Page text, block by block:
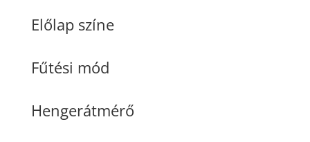
Előlap színe
Fűtési mód
Hengerátmérő